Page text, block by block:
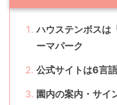
ハウステンボスは
ーマパーク
公式サイトは6言
園内の案内・サイ